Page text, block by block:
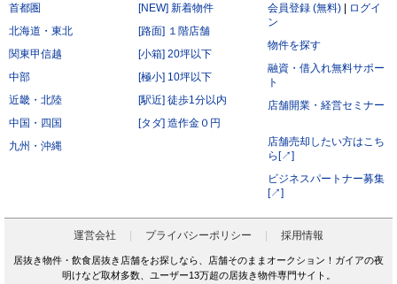
首都圏
北海道・東北
関東甲信越
中部
近畿・北陸
中国・四国
九州・沖縄
[NEW] 新着物件
[路面] １階店舗
[小箱] 20坪以下
[極小] 10坪以下
[駅近] 徒歩1分以内
[タダ] 造作金０円
会員登録 (無料) | ログイ
ン
物件を探す
融資・借入れ無料サポー
ト
店舗開業・経営セミナー
店舗売却したい方はこち
ら[↗]
ビジネスパートナー募集
[↗]
運営会社 プライバシーポリシー 採用情報
居抜き物件・飲食居抜き店舗をお探しなら、店舗そのままオークション！ガイアの夜
明けなど取材多数、ユーザー13万超の居抜き物件専門サイト。